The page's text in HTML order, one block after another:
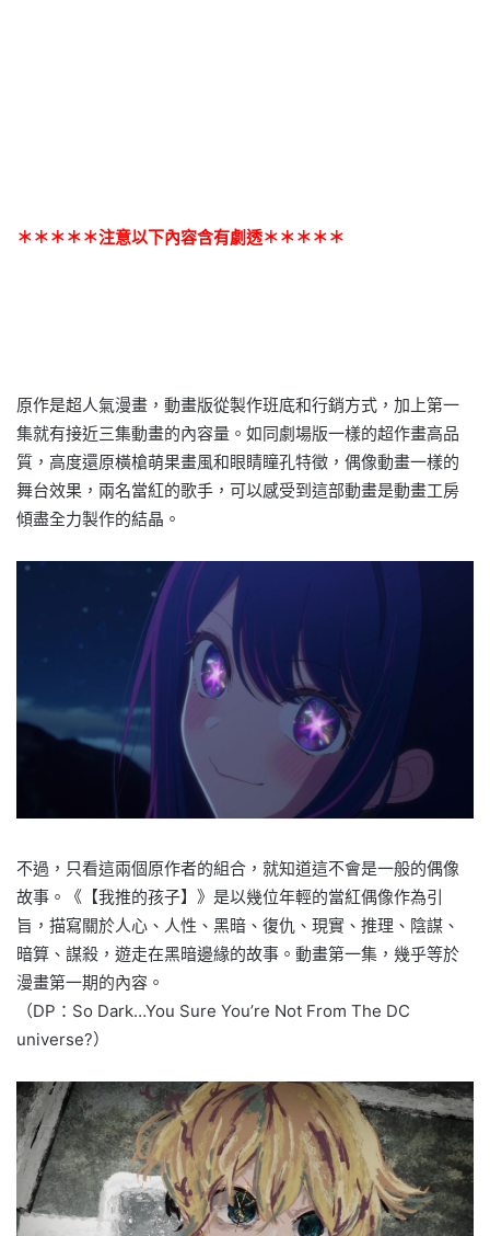
＊＊＊＊＊注意以下內容含有劇透＊＊＊＊＊
原作是超人氣漫畫，動畫版從製作班底和行銷方式，加上第一
集就有接近三集動畫的內容量。如同劇場版一樣的超作畫高品
質，高度還原橫槍萌果畫風和眼睛瞳孔特徵，偶像動畫一樣的
舞台效果，兩名當紅的歌手，可以感受到這部動畫是動畫工房
傾盡全力製作的結晶。
不過，只看這兩個原作者的組合，就知道這不會是一般的偶像
故事。《【我推的孩子】》是以幾位年輕的當紅偶像作為引
旨，描寫關於人心、人性、黑暗、復仇、現實、推理、陰謀、
暗算、謀殺，遊走在黑暗邊緣的故事。動畫第一集，幾乎等於
漫畫第一期的內容。
（DP：So Dark…You Sure You’re Not From The DC
universe?）